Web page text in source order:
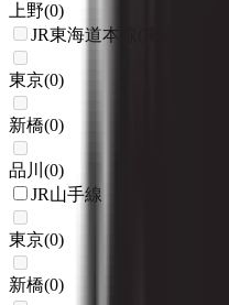
上野(0)
JR東海道本線(東京～熱海)
東京(0)
新橋(0)
品川 (0)
JR山手線
東京(0)
新橋(0)